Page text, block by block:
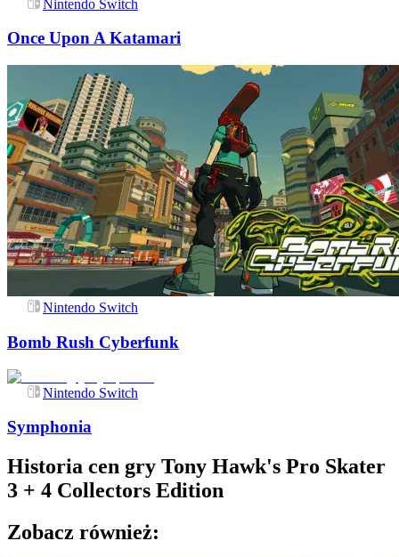
Nintendo Switch
Once Upon A Katamari
Nintendo Switch
Bomb Rush Cyberfunk
Nintendo Switch
Symphonia
Historia cen gry Tony Hawk's Pro Skater
3 + 4 Collectors Edition
Zobacz również: